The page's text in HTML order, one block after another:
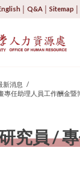
│Q&A │Sitemap
新消息
/
專任助理人員工作酬金暨
究員 /